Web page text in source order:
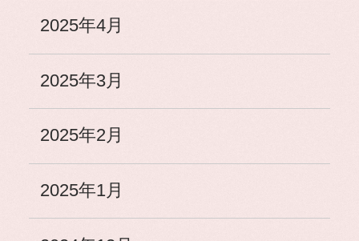
2025年4月
2025年3月
2025年2月
2025年1月